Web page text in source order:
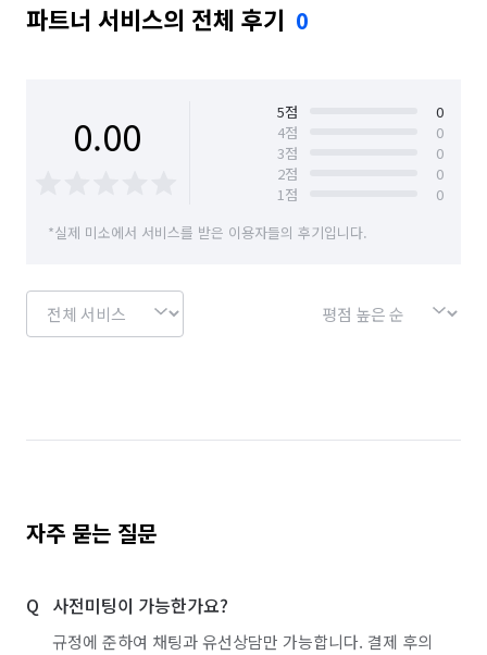
파트너 서비스의 전체 후기 0
0.00 5점
0
4점
0
3점
0
2점
0
1점
0
*실제 미소에서 서비스를 받은 이용자들의 후기입니다.
자주 묻는 질문
사전미팅이 가능한가요?
규정에 준하여 채팅과 유선상담만 가능합니다. 결제 후의